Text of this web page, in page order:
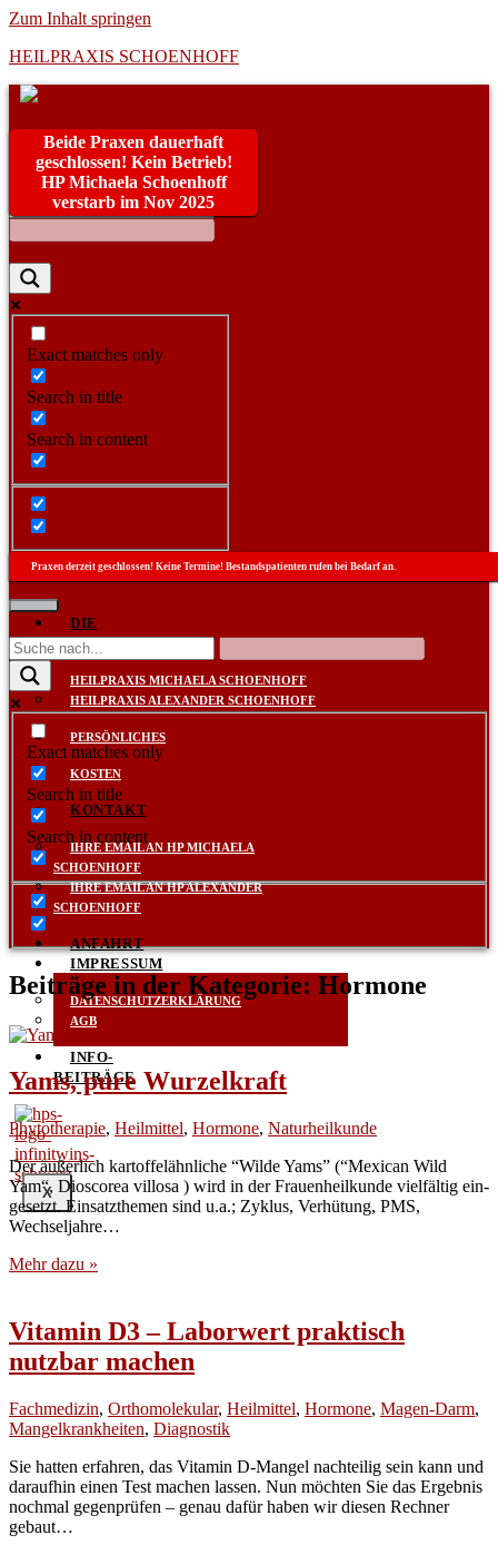
Zum Inhalt springen
HEILPRAXIS SCHOENHOFF
Beide Praxen dauerhaft
geschlossen! Kein Betrieb!
HP Michaela Schoenhoff
verstarb im Nov 2025
Exact matches only
Search in title
Search in content
Praxen derzeit geschlossen! Keine Termine! Bestandspatienten rufen bei Bedarf an.
DIE
PRAXEN
HEILPRAXIS MICHAELA SCHOENHOFF
HEILPRAXIS ALEXANDER SCHOENHOFF
PERSÖNLICHES
KOSTEN
KONTAKT
IHRE EMAIL AN HP MICHAELA
SCHOENHOFF
IHRE EMAIL AN HP ALEXANDER
SCHOENHOFF
ANFAHRT
IMPRESSUM
DATENSCHUTZERKLÄRUNG
AGB
INFO-
BEITRÄGE
X
Exact matches only
Search in title
Search in content
Beiträge in der Kategorie: Hormone
Yams, pure Wurzelkraft
Phytotherapie, Heilmittel, Hormone, Naturheilkunde
Der äußer­lich kar­tof­fel­ähn­li­che “Wil­de Yams” (“Mexi­can Wild
Yam“, Dio­scorea vil­losa ) wird in der Frau­en­heil­kun­de viel­fäl­tig ein­
ge­setzt. Ein­satz­the­men sind u.a.; Zyklus, Ver­hü­tung, PMS,
Wechseljahre…
Mehr dazu »
Vitamin D3 – Laborwert praktisch
nutzbar machen
Fachmedizin, Orthomolekular, Heilmittel, Hormone, Magen-Darm,
Mangelkrankheiten, Diagnostik
Sie hat­ten erfah­ren, das Vit­amin D‑Mangel nach­tei­lig sein kann und
dar­auf­hin einen Test machen las­sen. Nun möch­ten Sie das Ergeb­nis
noch­mal gegen­prü­fen – genau dafür haben wir die­sen Rech­ner
gebaut…